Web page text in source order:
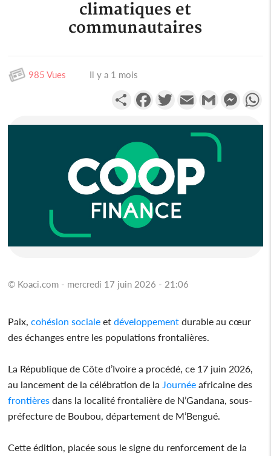
climatiques et
communautaires
985 Vues Il y a 1 mois
PartagerFacebookTwitterEmail Gmail
© Koaci.com - mercredi 17 juin 2026 - 21:06
Paix, cohésion sociale et développement durable au cœur
des échanges entre les populations frontalières.
La République de Côte d’Ivoire a procédé, ce 17 juin 2026,
au lancement de la célébration de la Journée africaine des
frontières dans la localité frontalière de N’Gandana, sous-
préfecture de Boubou, département de M’Bengué.
Cette édition, placée sous le signe du renforcement de la